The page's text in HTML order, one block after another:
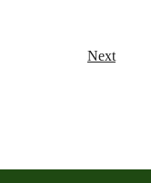
Next